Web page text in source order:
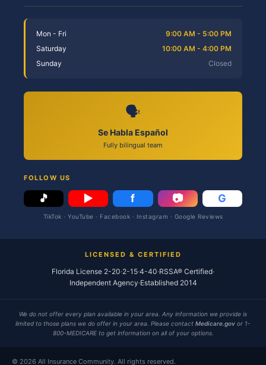
Mon - Fri
9:00 AM - 5:00 PM
Saturday
10:00 AM - 4:00 PM
Sunday
Closed
🗣️
Se Habla Español
Fully bilingual team
FOLLOW US
🎵 ▶ f 📷 G
TikTok · YouTube · Facebook · Instagram · Google Reviews
LICENSED & CERTIFIED
Florida License 2-20·2-15·4-40·RSSA® Certified·
Independent Agency·Established 2014
We do not offer every plan available in your area. Any information we provide is
limited to those plans we do offer in your area. Please contact Medicare.gov or 1-
800-MEDICARE to get information on all of your options.
© 2026 All Insurance Community. All rights reserved.